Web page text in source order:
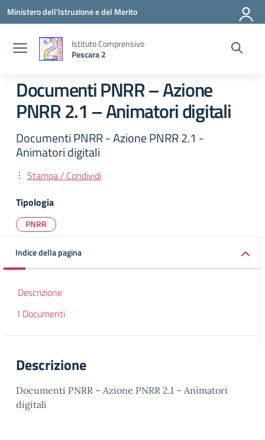
Vai ai contenuti
Vai al menu di navigazione
Vai al footer
Ministero dell'Istruzione e del Merito
Istituto Comprensivo
Pescara 2
Documenti PNRR – Azione
PNRR 2.1 – Animatori digitali
Documenti PNRR - Azione PNRR 2.1 -
Animatori digitali
Stampa / Condividi
Tipologia
PNRR
Indice della pagina
Descrizione
I Documenti
Descrizione
Documenti PNRR – Azione PNRR 2.1 – Animatori
digitali